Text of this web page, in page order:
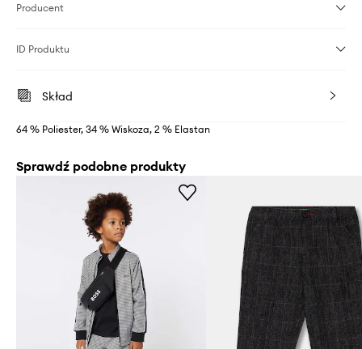
Producent
ID Produktu
Skład
64 % Poliester, 34 % Wiskoza, 2 % Elastan
Sprawdź podobne produkty